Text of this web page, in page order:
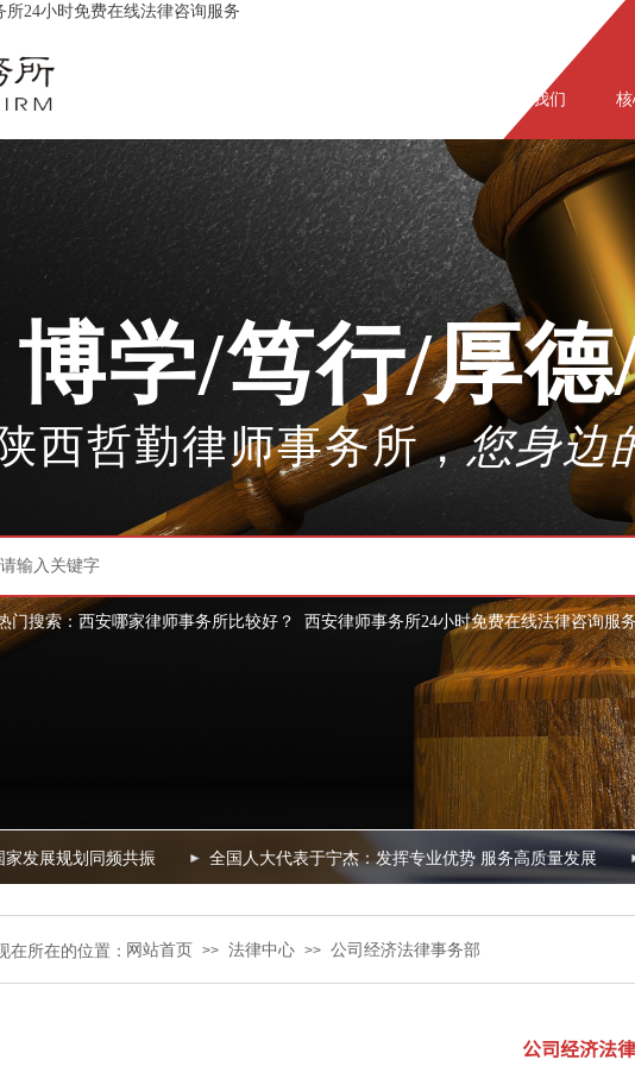
博学/笃行/厚
西哲勤律师事务所，您身边
门搜索： 西安哪家律师事务所比较好？ 西安律师事务所24小时免费在线法律咨询服
展规划同频共振 全国人大代表于宁杰：发挥专业优势 服务高质量发展
在所在的位置： 网站首页 >> 法律中心 >> 公司经济法律事务部
公司经济法
24小时免费在线法律咨询服务
关于我们